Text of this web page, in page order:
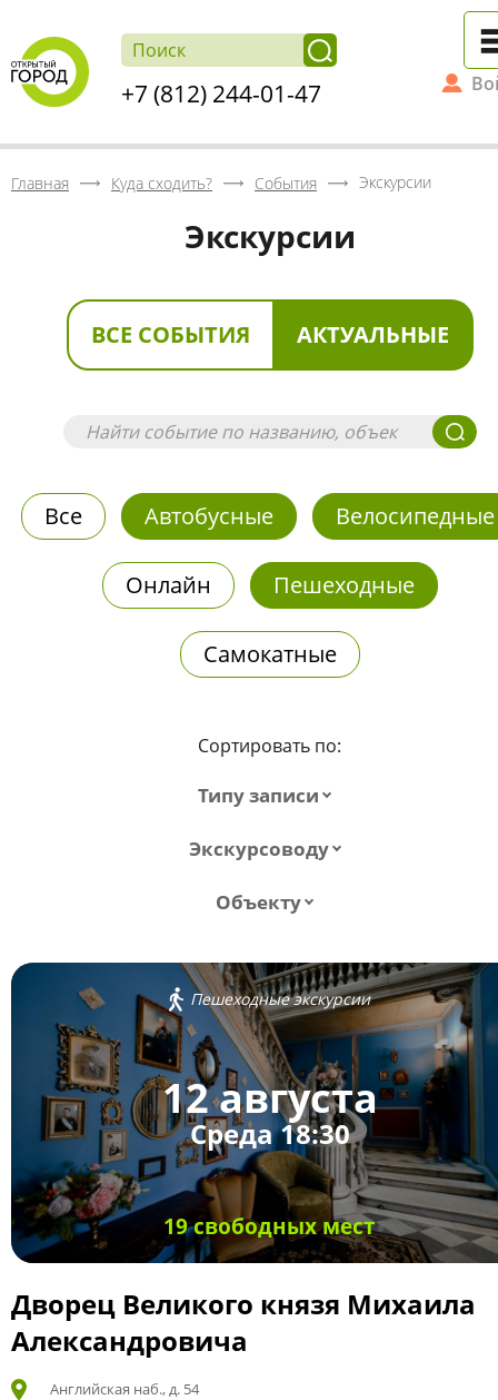
+7 (812) 244-01-47
Главная Куда сходить? События Экскурсии
Экскурсии
ВСЕ СОБЫТИЯ АКТУАЛЬНЫЕ
Все Автобусные Велосипедные
Онлайн Пешеходные
Самокатные
Сортировать по:
Типу записи
Экскурсоводу
Объекту
Пешеходные экскурсии
12 августа
Среда 18:30
19 свободных мест
Дворец Великого князя Михаила
Александровича
Английская наб., д. 54